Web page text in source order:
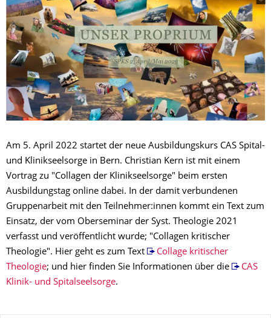
Am 5. April 2022 startet der neue Ausbildungskurs CAS Spital-
und Klinikseelsorge in Bern. Christian Kern ist mit einem
Vortrag zu "Collagen der Klinikseelsorge" beim ersten
Ausbildungstag online dabei. In der damit verbundenen
Gruppenarbeit mit den Teilnehmer:innen kommt ein Text zum
Einsatz, der vom Oberseminar der Syst. Theologie 2021
verfasst und veröffentlicht wurde; "Collagen kritischer
Theologie". Hier geht es zum Text
Collage kritischer
Theologie; und hier finden Sie Informationen über die
CAS
Klinik- und Spitalseelsorge.